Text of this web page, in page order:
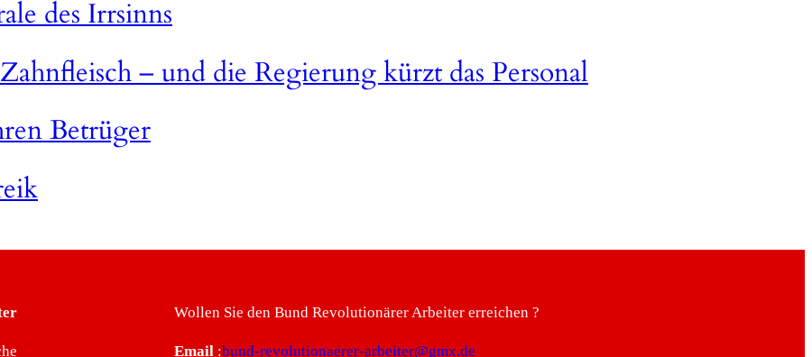
des Irrsinns
– und die Regierung kürzt das Personal
Betrüger
Wollen Sie den Bund Revolutionärer Arbeiter erreichen ?
Email:bund-revolutionaerer-arbeiter@gmx.de